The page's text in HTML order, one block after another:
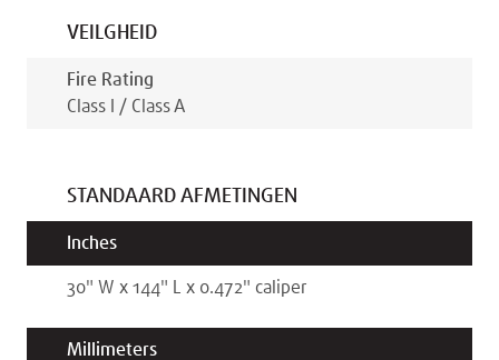
VEILGHEID
Fire Rating
Class I / Class A
STANDAARD AFMETINGEN
Inches
30" W x 144" L x 0.472" caliper
Millimeters